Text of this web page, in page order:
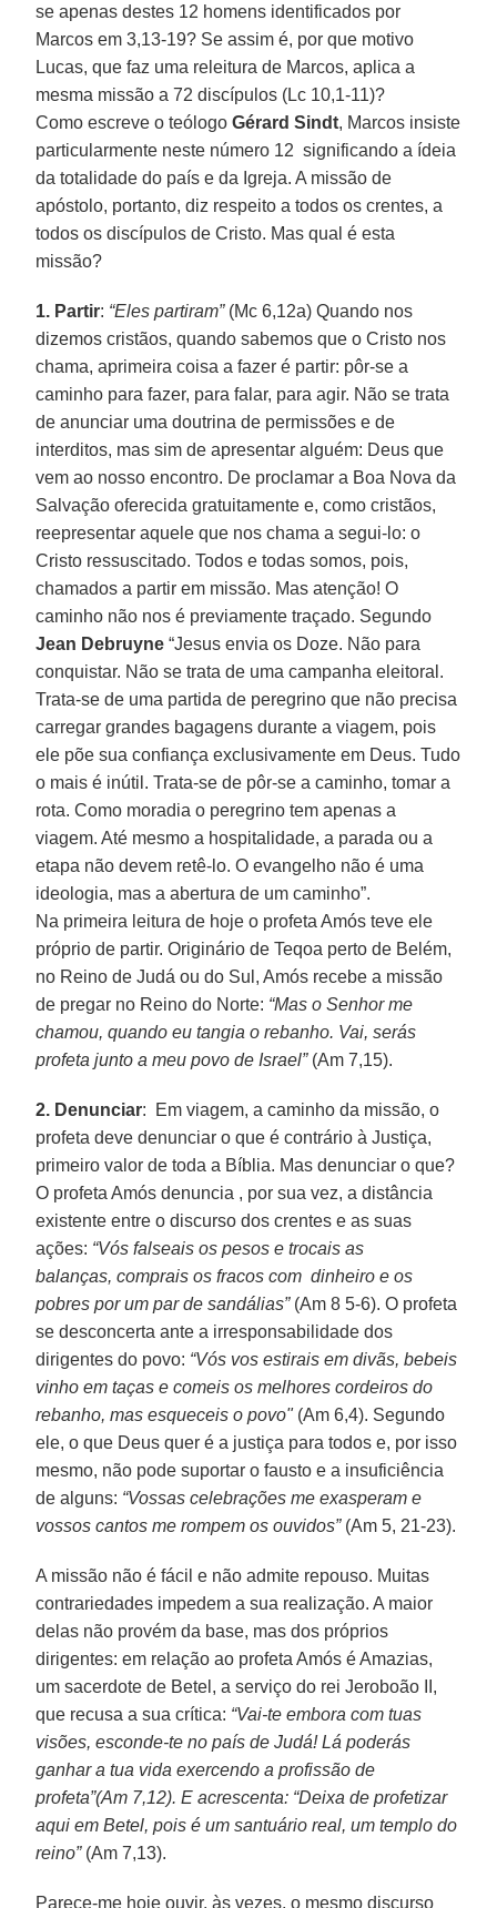
se apenas destes 12 homens identificados por
Marcos em 3,13-19? Se assim é, por que motivo
Lucas, que faz uma releitura de Marcos, aplica a
mesma missão a 72 discípulos (Lc 10,1-11)?
Como escreve o teólogoGérard Sindt, Marcos insiste
particularmente neste número 12 significando a ídeia
da totalidade do país e da Igreja. A missão de
apóstolo, portanto, diz respeito a todos os crentes, a
todos os discípulos de Cristo. Mas qual é esta
missão?
1. Partir: “Eles partiram”(Mc 6,12a) Quando nos
dizemos cristãos, quando sabemos que o Cristo nos
chama, aprimeira coisa a fazer é partir: pôr-se a
caminho para fazer, para falar, para agir. Não se trata
de anunciar uma doutrina de permissões e de
interditos, mas sim de apresentar alguém: Deus que
vem ao nosso encontro. De proclamar a Boa Nova da
Salvação oferecida gratuitamente e, como cristãos,
reepresentar aquele que nos chama a segui-lo: o
Cristo ressuscitado. Todos e todas somos, pois,
chamados a partir em missão. Mas atenção! O
caminho não nos é previamente traçado. Segundo
Jean Debruyne “Jesus envia os Doze. Não para
conquistar. Não se trata de uma campanha eleitoral.
Trata-se de uma partida de peregrino que não precisa
carregar grandes bagagens durante a viagem, pois
ele põe sua confiança exclusivamente em Deus. Tudo
o mais é inútil. Trata-se de pôr-se a caminho, tomar a
rota. Como moradia o peregrino tem apenas a
viagem. Até mesmo a hospitalidade, a parada ou a
etapa não devem retê-lo. O evangelho não é uma
ideologia, mas a abertura de um caminho”.
Na primeira leitura de hoje o profeta Amós teve ele
próprio de partir. Originário de Teqoa perto de Belém,
no Reino de Judá ou do Sul, Amós recebe a missão
de pregar no Reino do Norte: “Mas o Senhor me
chamou, quando eu tangia o rebanho. Vai, serás
profeta junto a meu povo de Israel”(Am 7,15).
2. Denunciar: Em viagem, a caminho da missão, o
profeta deve denunciar o que é contrário à Justiça,
primeiro valor de toda a Bíblia. Mas denunciar o que?
O profeta Amós denuncia , por sua vez, a distância
existente entre o discurso dos crentes e as suas
ações: “Vós falseais os pesos e trocais as
balanças, comprais os fracos com dinheiro e os
pobres por um par de sandálias” (Am 8 5-6). O profeta
se desconcerta ante a irresponsabilidade dos
dirigentes do povo: “Vós vos estirais em divãs, bebeis
vinho em taças e comeis os melhores cordeiros do
rebanho, mas esqueceis o povo"(Am 6,4). Segundo
ele, o que Deus quer é a justiça para todos e, por isso
mesmo, não pode suportar o fausto e a insuficiência
de alguns: “Vossas celebrações me exasperam e
vossos cantos me rompem os ouvidos” (Am 5, 21-23).
A missão não é fácil e não admite repouso. Muitas
contrariedades impedem a sua realização. A maior
delas não provém da base, mas dos próprios
dirigentes: em relação ao profeta Amós é Amazias,
um sacerdote de Betel, a serviço do rei Jeroboão II,
que recusa a sua crítica: “Vai-te embora com tuas
visões, esconde-te no país de Judá! Lá poderás
ganhar a tua vida exercendo a profissão de
profeta”(Am 7,12). E acrescenta: “Deixa de profetizar
aqui em Betel, pois é um santuário real, um templo do
reino” (Am 7,13).
Parece-me hoje ouvir, às vezes, o mesmo discurso